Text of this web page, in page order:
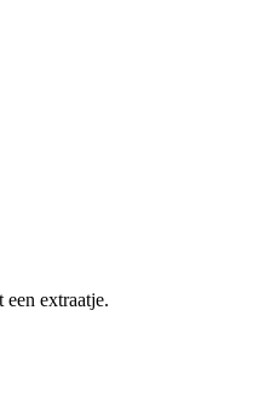
een extraatje.